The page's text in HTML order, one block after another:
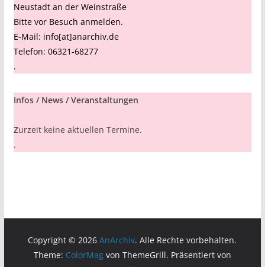
Neustadt an der Weinstraße
Bitte vor Besuch anmelden.
E-Mail: info[at]anarchiv.de
Telefon: 06321-68277
.
Infos / News / Veranstaltungen
Zurzeit keine aktuellen Termine.
.
Copyright © 2026AnArchiv. Alle Rechte vorbehalten.
Theme: ColorMagvon ThemeGrill. Präsentiert von